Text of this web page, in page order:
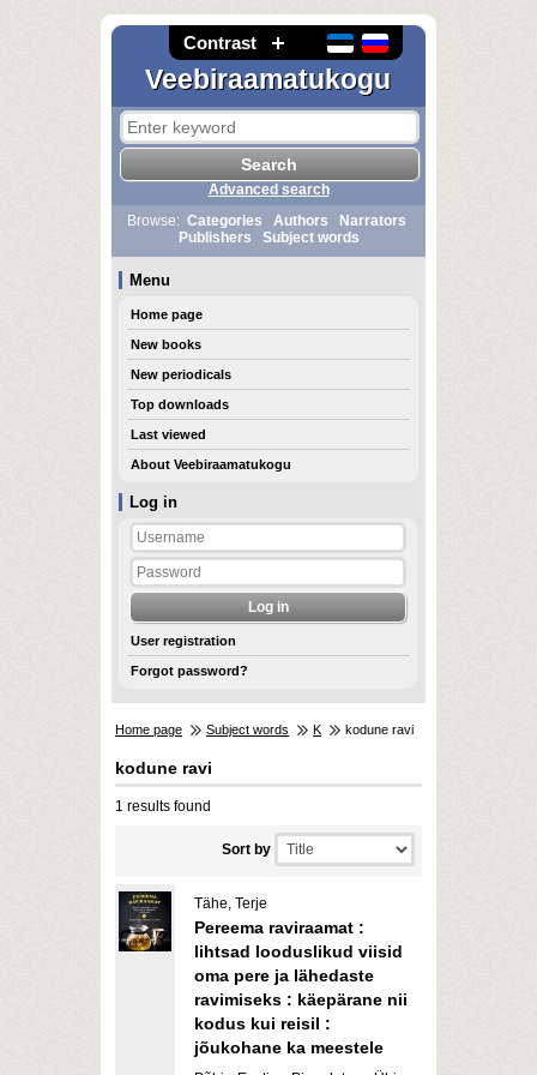
Contrast
Veebiraamatukogu
Log in
User registration
Forgot password?
Advanced search
Browse: Categories Authors
Narrators
Publishers
Subject words
Menu
Home page
New books
New periodicals
Top downloads
Last viewed
About Veebiraamatukogu
Home page Subject words K kodune ravi
kodune ravi
1 results found
Sort by
Tähe, Terje
Pereema raviraamat :
lihtsad looduslikud viisid
oma pere ja lähedaste
ravimiseks : käepärane nii
kodus kui reisil :
jõukohane ka meestele